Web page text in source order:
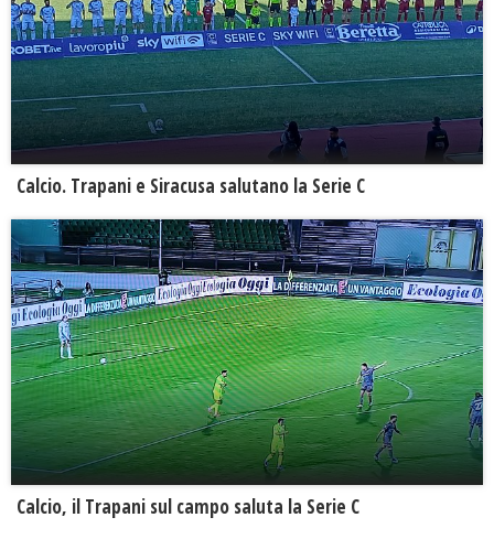
Calcio. Trapani e Siracusa salutano la Serie C
Calcio, il Trapani sul campo saluta la Serie C